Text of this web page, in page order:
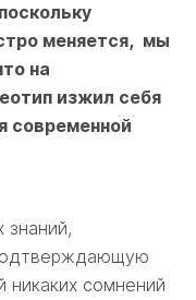
меняется, мы
на
изжил себя
современной
знаний,
никаких сомнений